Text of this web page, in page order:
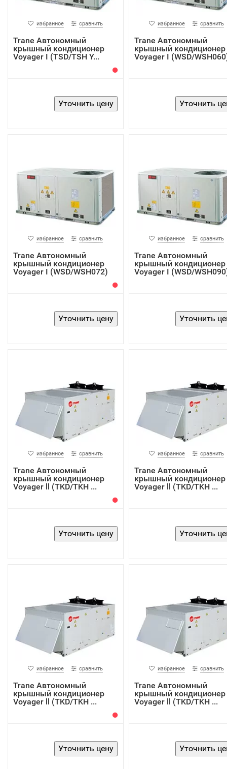
избранное сравнить
Trane Автономный
крышный кондиционер
Voyager I (TSD/TSH Y...
избранное сравнить
Trane Автономный
крышный кондиционер
Voyager I (WSD/
избранное сравнить
Trane Автономный
крышный кондиционер
Voyager I (WSD/WSH072)
избранное сравнить
Trane Автономный
крышный кондиционер
Voyager I (WSD/
избранное сравнить
Trane Автономный
крышный кондиционер
Voyager ll (TKD/TKH ...
избранное сравнить
Trane Автономный
крышный кондиционер
Voyager ll (TKD/TKH ...
избранное сравнить
Trane Автономный
крышный кондиционер
Voyager ll (TKD/TKH ...
избранное сравнить
Trane Автономный
крышный кондиционер
Voyager ll (TKD/TKH ...